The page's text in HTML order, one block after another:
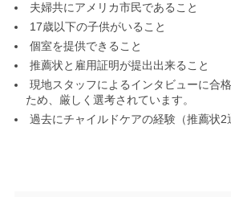
夫婦共にアメリカ市民であること
17歳以下の子供がいること
個室を提供できること
推薦状と雇用証明が提出出来ること
現地スタッフによるインタビューに合
ため、厳しく選考されています。
過去にチャイルドケアの経験（推薦状2